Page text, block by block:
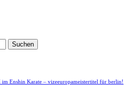
Enshin Karate – vizeeuropameistertitel für berlin!